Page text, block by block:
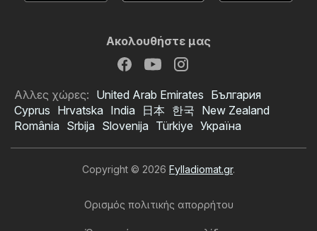
Ακολουθήστε μας
Αλλες χώρες: United Arab Emirates България
Cyprus Hrvatska India 日本 한국 New Zealand
România Srbija Slovenija Türkiye Україна
Copyright © 2026 Fylladiomat.gr.
Ορισμός πολιτικής απορρήτου